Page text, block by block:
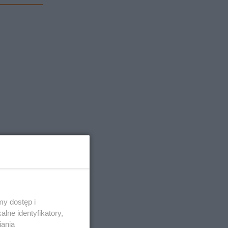
dostęp i
identyfikatory,